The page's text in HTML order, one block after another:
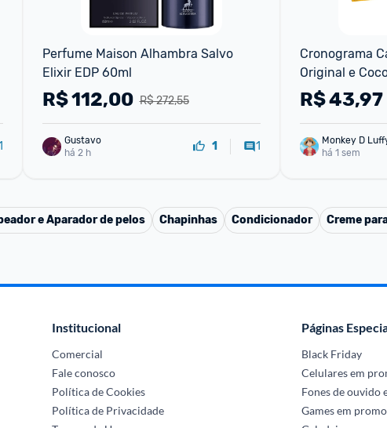
Perfume Maison Alhambra Salvo
Elixir EDP 60ml
R$ 272,55
R$112,00
Gustavo
há 2 h
1 1
Cronograma
Original e
R$43,97
Monkey D
há 1 sem
e Aparador de pelos Chapinhas Condicionador Creme
Institucional
Comercial
Fale conosco
Política de Cookies
Política de Privacidade
Páginas
Black Friday
Celulares em
Fones de ouvido
Games em